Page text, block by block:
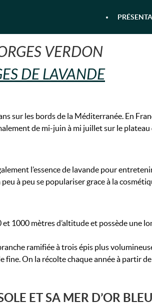
AQUATIQUE
VERDON
DE LAVANDE
sur les bords de la Méditerranée. En
de mi-juin à mi juillet sur le
l’essence de lavande pour
à peu se populariser grace à la
1000 mètres d’altitude et possède une
ramifiée à trois épis plus
On la récolte chaque année à partir
ET SA MER D’OR BLEU